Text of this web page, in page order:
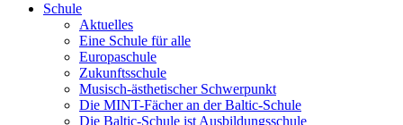
Schule
Aktuelles
Eine Schule für alle
Europaschule
Zukunftsschule
Musisch-ästhetischer Schwerpunkt
Die MINT-Fächer an der Baltic-Schule
Die Baltic-Schule ist Ausbildungsschule